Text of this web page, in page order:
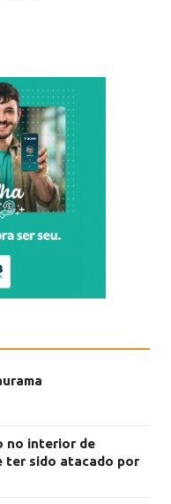
no interior de
ter sido atacado por